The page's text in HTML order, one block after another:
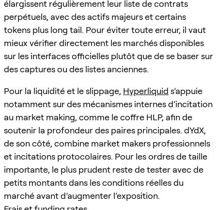
élargissent régulièrement leur liste de contrats
perpétuels, avec des actifs majeurs et certains
tokens plus long tail. Pour éviter toute erreur, il vaut
mieux vérifier directement les marchés disponibles
sur les interfaces officielles plutôt que de se baser sur
des captures ou des listes anciennes.
Pour la liquidité et le slippage, Hyperliquid s’appuie
notamment sur des mécanismes internes d’incitation
au market making, comme le coffre HLP, afin de
soutenir la profondeur des paires principales. dYdX,
de son côté, combine market makers professionnels
et incitations protocolaires. Pour les ordres de taille
importante, le plus prudent reste de tester avec de
petits montants dans les conditions réelles du
marché avant d’augmenter l’exposition.